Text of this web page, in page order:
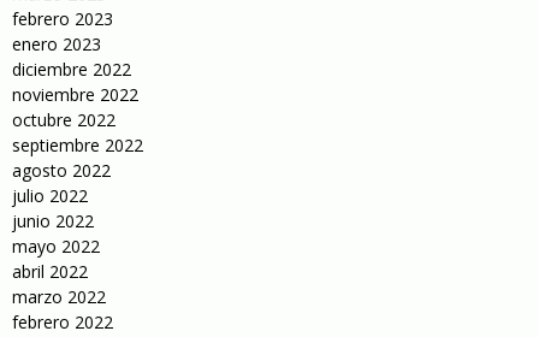
febrero 2023
enero 2023
diciembre 2022
noviembre 2022
octubre 2022
septiembre 2022
agosto 2022
julio 2022
junio 2022
mayo 2022
abril 2022
marzo 2022
febrero 2022